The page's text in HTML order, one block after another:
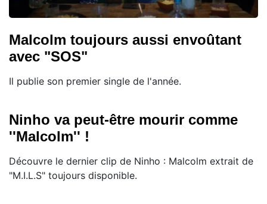
Malcolm toujours aussi envoûtant
avec "SOS"
Il publie son premier single de l'année.
Ninho va peut-être mourir comme
''Malcolm'' !
Découvre le dernier clip de Ninho : Malcolm extrait de
"M.I.L.S" toujours disponible.